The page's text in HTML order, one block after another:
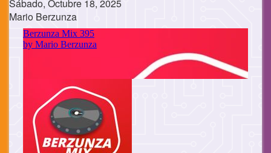
Sábado, Octubre 18, 2025
Mario Berzunza
Cuerpo